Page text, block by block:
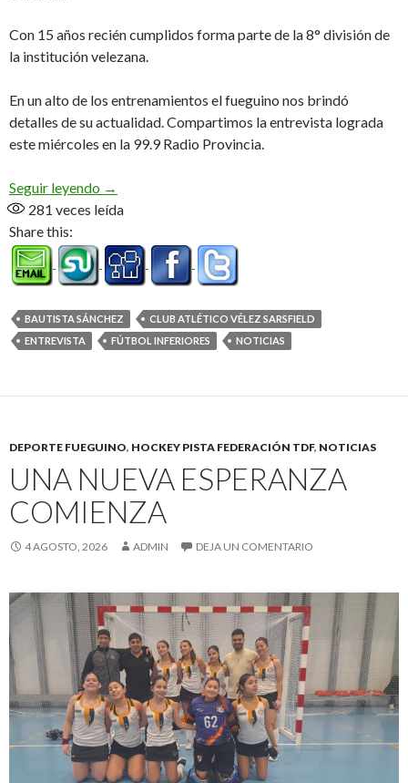
Con 15 años recién cumplidos forma parte de la 8° división de
la institución velezana.
En un alto de los entrenamientos el fueguino nos brindó
detalles de su actualidad. Compartimos la entrevista lograda
este miércoles en la 99.9 Radio Provincia.
Seguir leyendo «Bauti» desde «La Fábrica» (Audio)
→
281 veces leída
Share this:
BAUTISTA SÁNCHEZ
CLUB ATLÉTICO VÉLEZ SARSFIELD
ENTREVISTA
FÚTBOL INFERIORES NOTICIAS
DEPORTE FUEGUINO, HOCKEY PISTA FEDERACIÓN TDF, NOTICIAS
UNA NUEVA ESPERANZA
COMIENZA
4 AGOSTO, 2026 ADMIN DEJA UN COMENTARIO